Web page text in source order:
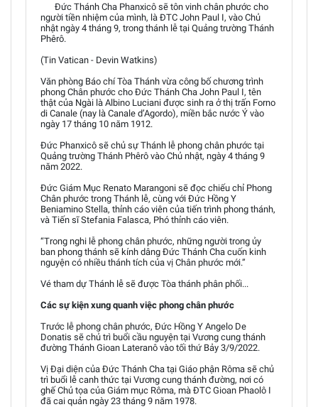
Đức Thánh Cha Phanxicô sẽ tôn vinh chân phước cho
người tiền nhiệm của mình, là ĐTC John Paul I, vào Chủ
nhật ngày 4 tháng 9, trong thánh lễ tại Quảng trường Thánh
Phêrô.
(Tin Vatican - Devin Watkins)
Văn phòng Báo chí Tòa Thánh vừa công bố chương trình
phong Chân phước cho Đức Thánh Cha John Paul I, tên
thật của Ngài là Albino Luciani được sinh ra ở thị trấn Forno
di Canale (nay là Canale d’Agordo), miền bắc nước Ý vào
ngày 17 tháng 10 năm 1912.
Đức Phanxicô sẽ chủ sự Thánh lễ phong chân phước tại
Quảng trường Thánh Phêrô vào Chủ nhật, ngày 4 tháng 9
năm 2022.
Đức Giám Mục Renato Marangoni sẽ đọc chiếu chỉ Phong
Chân phước trong Thánh lễ, cùng với Đức Hồng Y
Beniamino Stella, thỉnh cáo viên của tiến trình phong thánh,
và Tiến sĩ Stefania Falasca, Phó thỉnh cáo viên.
“Trong nghi lễ phong chân phước, những người trong ủy
ban phong thánh sẽ kính dâng Đức Thánh Cha cuốn kinh
nguyện có nhiều thánh tích của vị Chân phước mới.”
Vé tham dự Thánh lễ sẽ được Tòa thánh phân phối...
Các sự kiện xung quanh việc phong chân phước
Trước lễ phong chân phước, Đức Hồng Y Angelo De
Donatis sẽ chủ trì buổi cầu nguyện tại Vương cung thánh
đường Thánh Gioan Lateranô vào tối thứ Bảy 3/9/2022.
Vị Đại diện của Đức Thánh Cha tại Giáo phận Rôma sẽ chủ
trì buổi lễ canh thức tại Vương cung thánh đường, nơi có
ghế Chủ tọa của Giám mục Rôma, mà ĐTC Gioan Phaolô I
đã cai quản ngày 23 tháng 9 năm 1978.